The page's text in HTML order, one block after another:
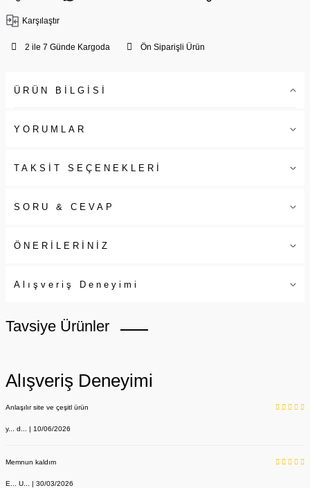
Karşılaştır
2 ile 7 Günde Kargoda Ön Siparişli Ürün
ÜRÜN BİLGİSİ
YORUMLAR
TAKSİT SEÇENEKLERİ
SORU & CEVAP
ÖNERİLERİNİZ
Alışveriş Deneyimi
Tavsiye Ürünler
Alışveriş Deneyimi
Anlaşılır site ve çeşitl ürün
y... d... | 10/06/2026
Memnun kaldım
E... U... | 30/03/2026